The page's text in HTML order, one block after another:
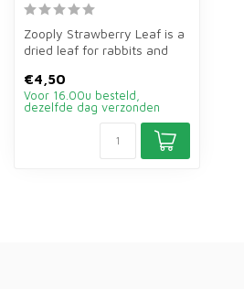
Zooply Strawberry Leaf is a
dried leaf for rabbits and
€4,50
Voor 16.00u besteld,
dezelfde dag verzonden